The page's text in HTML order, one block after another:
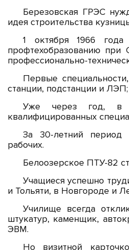
Березовская ГРЭС
идея строительства
1 октября 1966
профтехобразованию
профессионально-
Первые
станции, подстанции и
Уже через год, в
квалифицированных
За 30-летний период
рабочих.
Белоозерское ПТУ-82
Учащиеся успешно
и Тольяти, в Новгороде и
Училище всегда
штукатур, каменщик,
ЭВМ.
Но визитной